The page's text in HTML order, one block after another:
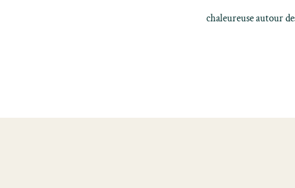
chaleureuse autour